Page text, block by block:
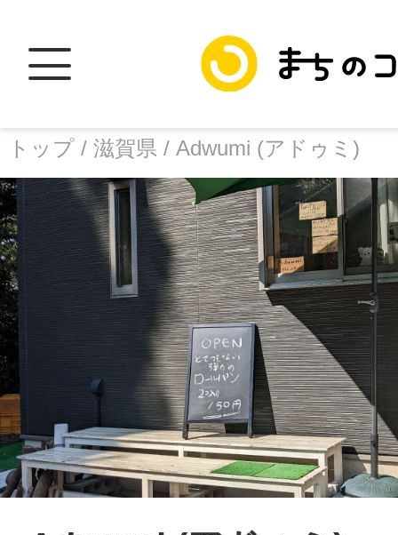
トップ / 滋賀県 / Adwumi (アドゥミ)
facebook
X
LINE
トップ
加盟スポットに
地域に導入を